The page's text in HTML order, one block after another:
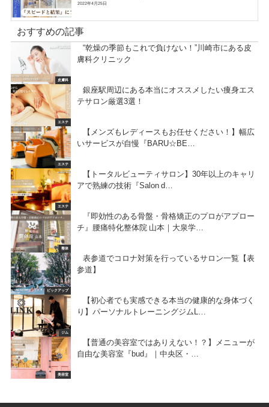
2022年4月25日
おすすめの記事
皮膚科
“乾燥の季節もこれで負けない！”川崎市にある皮
膚科クリニック
エステ
銀座駅周辺にある本当にオススメしたい痩身エス
テサロン厳選3選！
エステ
【メンズもレディースもお任せください！】幅広
いサービスが自慢『BARU☆BE…
エステ
【トータルビューティサロン】30年以上のキャリ
アで熟練の技術『Salon d…
整体
『即効性のある骨盤・骨格矯正のプロがアプロー
チ』腰痛特化整体院 山本｜大泉学…
ピックアップ
表参道でコロナ対策を行っているサロン一覧【表
参道】
ジム
【初心者でも実感できる本当の健康的な身体づく
り】パーソナルトレーニングジムL…
美容室
【普通の美容室ではありえない！？】メニューが
自由な美容室『bud』｜中央区・…